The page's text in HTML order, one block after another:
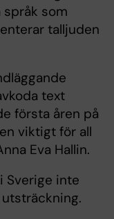
språk som
talljuden
text
första åren på
viktigt för all
Eva Hallin.
Sverige inte